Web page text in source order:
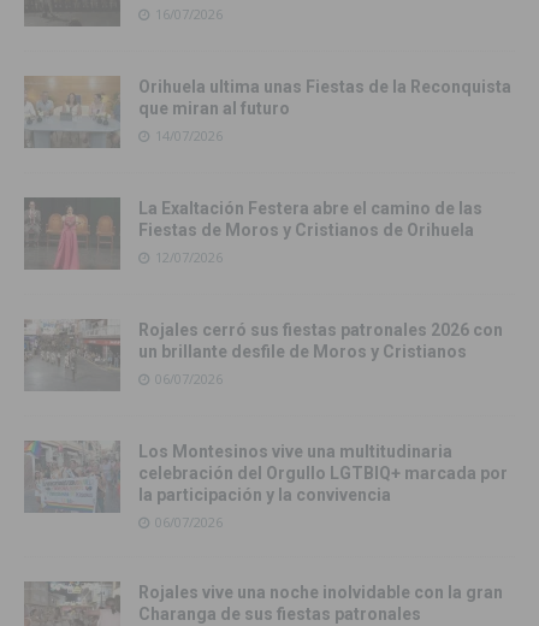
16/07/2026
Orihuela ultima unas Fiestas de la Reconquista
que miran al futuro
14/07/2026
La Exaltación Festera abre el camino de las
Fiestas de Moros y Cristianos de Orihuela
12/07/2026
Rojales cerró sus fiestas patronales 2026 con
un brillante desfile de Moros y Cristianos
06/07/2026
Los Montesinos vive una multitudinaria
celebración del Orgullo LGTBIQ+ marcada por
la participación y la convivencia
06/07/2026
Rojales vive una noche inolvidable con la gran
Charanga de sus fiestas patronales